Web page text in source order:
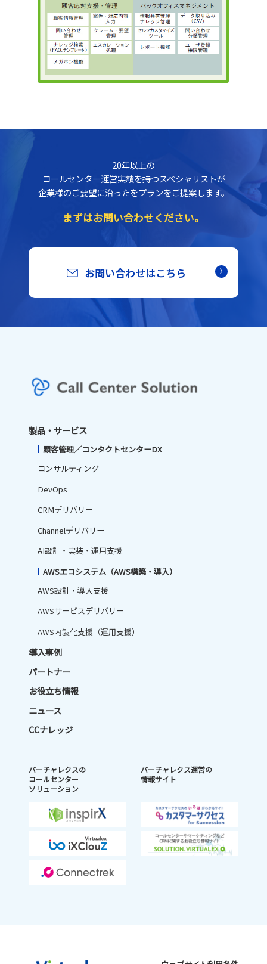
20年以上の
コールセンター運営実績を持つスペシャリストが
企業様のご要望に沿ったをプランをご提案します。
まずはお問い合わせください。
お問い合わせはこちら
製品・サービス
顧客管理／コンタクトセンターDX
コンサルティング
DevOps
CRMデリバリー
Channelデリバリー
AI設計・実装・運用支援
AWSエコシステム（AWS構築・導入）
AWS設計・導入支援
AWSサービスデリバリー
AWS内製化支援（運用支援）
導入事例
パートナー
お役立ち情報
ニュース
CCナレッジ
バーチャレクスの
コールセンター
ソリューション
バーチャレクス運営の
情報サイト